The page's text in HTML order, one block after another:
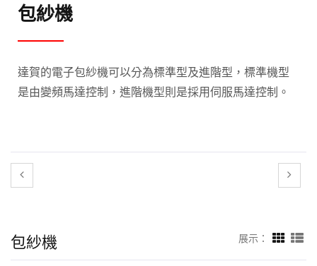
包紗機
達賀的電子包紗機可以分為標準型及進階型，標準機型
是由變頻馬達控制，進階機型則是採用伺服馬達控制。
包紗機 展示：